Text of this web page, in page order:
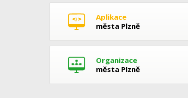
Aplikace
města Plzně
Organizace
města Plzně